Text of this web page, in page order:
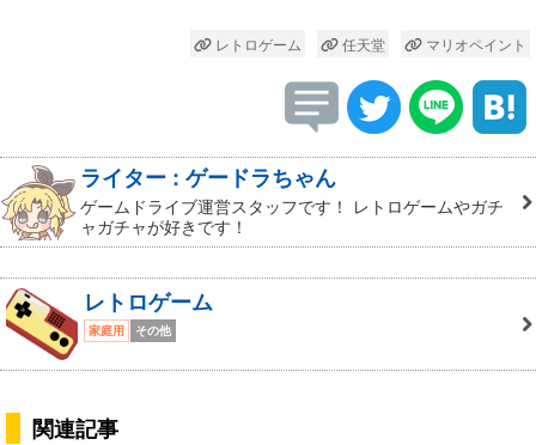
レトロゲーム 任天堂 マリオペイント
ライター : ゲードラちゃん
ゲームドライブ運営スタッフです！ レトロゲームやガチ
ャガチャが好きです！
レトロゲーム
家庭用 その他
関連記事